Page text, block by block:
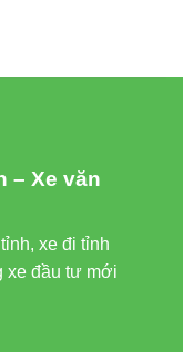
– Xe văn
xe đi tỉnh
xe đầu tư mới